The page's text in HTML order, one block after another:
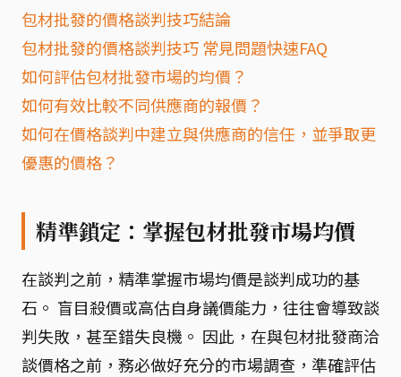
包材批發的價格談判技巧結論
包材批發的價格談判技巧 常見問題快速FAQ
如何評估包材批發市場的均價？
如何有效比較不同供應商的報價？
如何在價格談判中建立與供應商的信任，並爭取更
優惠的價格？
精準鎖定：掌握包材批發市場均價
在談判之前，精準掌握市場均價是談判成功的基
石。 盲目殺價或高估自身議價能力，往往會導致談
判失敗，甚至錯失良機。 因此，在與包材批發商洽
談價格之前，務必做好充分的市場調查，準確評估